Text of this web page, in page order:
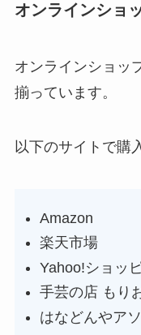
オンラインショ
オンラインショッ
揃っています。
以下のサイトで購
Amazon
楽天市場
Yahoo!ショッ
手芸の店 もり
はなどんやア